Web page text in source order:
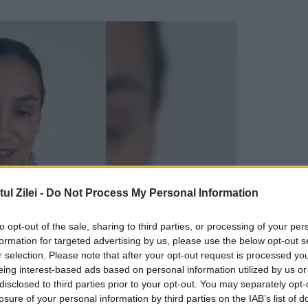
Zilei - Do Not Process My Personal Information
opt-out of the sale, sharing to third parties, or processing of your
for targeted advertising by us, please use the below opt-out
selection. Please note that after your opt-out request is processed
interest-based ads based on personal information utilized by us
to third parties prior to your opt-out. You may separately
of your personal information by third parties on the IAB’s list of
în 87, a rupt echilibrul. Alex Mitriță a punctat
a bifat a doua victorie, după succesul din